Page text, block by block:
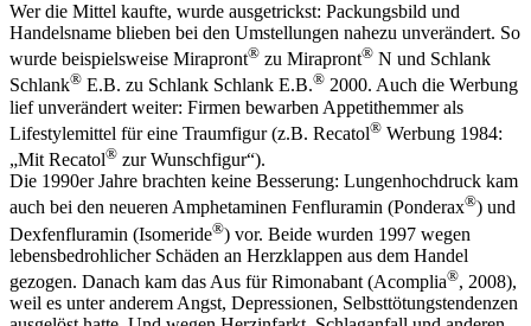
Wer die Mittel kaufte, wurde ausgetrickst: Packungsbild und
Handelsname blieben bei den Umstellungen nahezu unverändert. So
wurde beispielsweise Mirapront® zu Mirapront® N und Schlank
Schlank® E.B. zu Schlank Schlank E.B.® 2000. Auch die Werbung
lief unverändert weiter: Firmen bewarben Appetithemmer als
Lifestylemittel für eine Traumfigur (z.B. Recatol® Werbung 1984:
„Mit Recatol® zur Wunschfigur“).
Die 1990er Jahre brachten keine Besserung: Lungenhochdruck kam
auch bei den neueren Amphetaminen Fenfluramin (Ponderax®) und
Dexfenfluramin (Isomeride®) vor. Beide wurden 1997 wegen
lebensbedrohlicher Schäden an Herzklappen aus dem Handel
gezogen. Danach kam das Aus für Rimonabant (Acomplia®, 2008),
weil es unter anderem Angst, Depressionen, Selbsttötungstendenzen